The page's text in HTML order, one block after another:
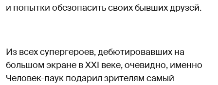
и попытки обезопасить своих бывших друзей.
Из всех супергероев, дебютировавших на
большом экране в XXI веке, очевидно, именно
Человек-паук подарил зрителям самый